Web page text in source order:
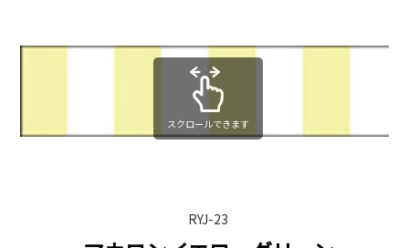
スクロールできます
RYJ-23